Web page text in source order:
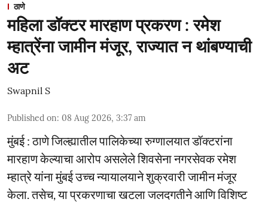
ठाणे
महिला डॉक्टर मारहाण प्रकरण : रमेश
म्हात्रेंना जामीन मंजूर, राज्यात न थांबण्याची
अट
Swapnil S
Published on: 08 Aug 2026, 3:37 am
मुंबई : ठाणे जिल्ह्यातील पालिकेच्या रुग्णालयात डॉक्टरांना
मारहाण केल्याचा आरोप असलेले शिवसेना नगरसेवक रमेश
म्हात्रे यांना मुंबई उच्च न्यायालयाने शुक्रवारी जामीन मंजूर
केला. तसेच, या प्रकरणाचा खटला जलदगतीने आणि विशिष्ट